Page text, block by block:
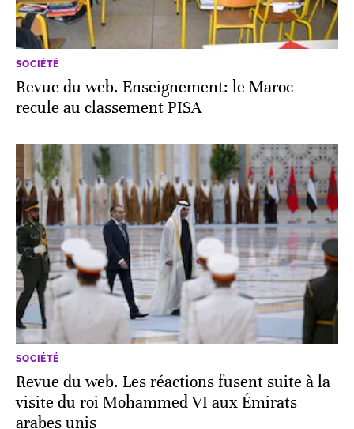
SOCIÉTÉ
Revue du web. Enseignement: le Maroc
recule au classement PISA
SOCIÉTÉ
Revue du web. Les réactions fusent suite à la
visite du roi Mohammed VI aux Émirats
arabes unis